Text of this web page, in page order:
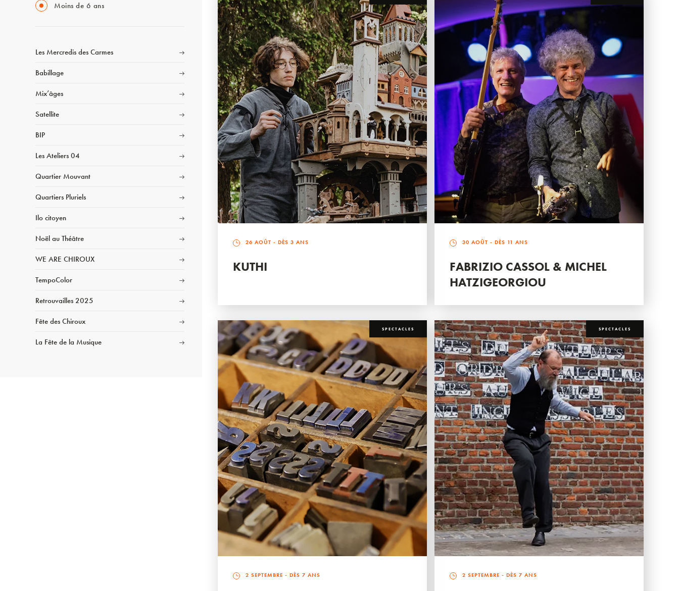
Moins de 6 ans
Les Mercredis des Carmes
Babillage
Mix’âges
Satellite
BIP
Les Ateliers 04
Quartier Mouvant
Quartiers Pluriels
Ilo citoyen
Noël au Théâtre
WE ARE CHIROUX
TempoColor
Retrouvailles 2025
Fête des Chiroux
La Fête de la Musique
26 AOÛT - DÈS 3 ANS
KUTHI
30 AOÛT - DÈS 11 ANS
FABRIZIO CASSOL & MICHEL
HATZIGEORGIOU
SPECTACLES
2 SEPTEMBRE - DÈS 7 ANS
SPECTACLES
2 SEPTEMBRE - DÈS 7 ANS